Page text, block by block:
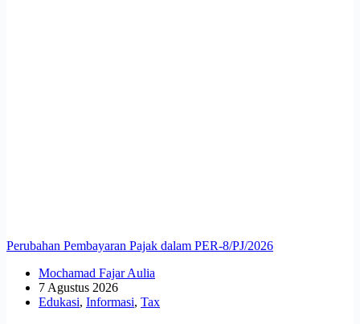
Perubahan Pembayaran Pajak dalam PER-8/PJ/2026
Mochamad Fajar Aulia
7 Agustus 2026
Edukasi, Informasi, Tax